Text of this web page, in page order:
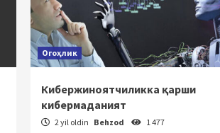
Огоҳлик
Кибержиноятчиликка қарши
кибермаданият
2 yil oldin Behzod 1 477